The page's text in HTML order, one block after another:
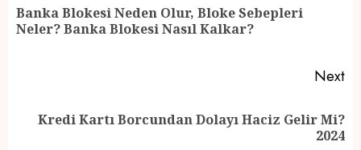
Banka Blokesi Neden Olur, Bloke Sebepleri
Neler? Banka Blokesi Nasıl Kalkar?
Next
NextKredi Kartı Borcundan Dolayı Haciz Gelir Mi?
2024